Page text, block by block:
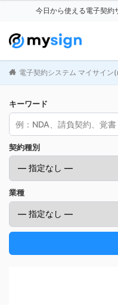
今日から使える電子契約
電子契約システム マイサイン
キーワード
契約種別
業種